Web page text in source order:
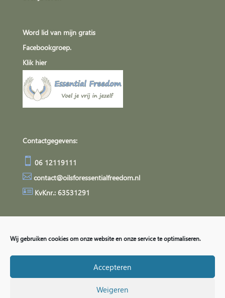
Wij gebruiken cookies om onze website en onze service te optimaliseren.
Accepteren
Weigeren
Word lid van mijn gratis
Facebookgroep.
Klik hier
Contactgegevens:
 06 12119111
 contact@oilsforessentialfreedom.nl
KvKnr.: 63531291
Privacyverklaring